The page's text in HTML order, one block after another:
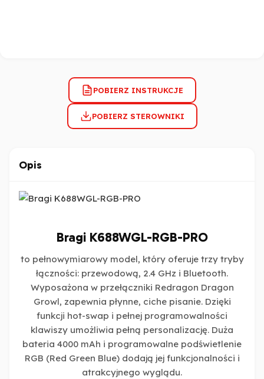
POBIERZ INSTRUKCJE
POBIERZ STEROWNIKI
Opis
Bragi K688WGL-RGB-PRO
to pełnowymiarowy model, który oferuje trzy tryby
łączności: przewodową, 2.4 GHz i Bluetooth.
Wyposażona w przełączniki Redragon Dragon
Growl, zapewnia płynne, ciche pisanie. Dzięki
funkcji hot-swap i pełnej programowalności
klawiszy umożliwia pełną personalizację. Duża
bateria 4000 mAh i programowalne podświetlenie
RGB (Red Green Blue) dodają jej funkcjonalności i
atrakcyjnego wyglądu.